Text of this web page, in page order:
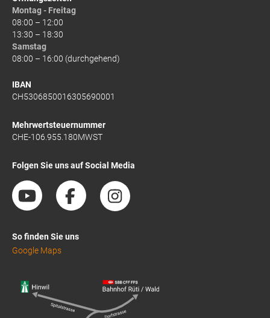
Montag - Freitag
08:00 – 12:00
13:30 – 18:30
Samstag
08:00 – 16:00 (durchgehend)
IBAN
CH5306850016305690001
Mehrwertsteuernummer
CHE-106.955.180MWST
Folgen Sie uns auf Social Media
So finden Sie uns
Google Maps